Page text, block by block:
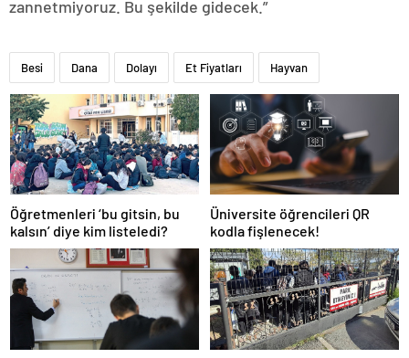
zannetmiyoruz. Bu şekilde gidecek.”
Besi Dana Dolayı Et Fiyatları Hayvan
Öğretmenleri ‘bu gitsin, bu
kalsın’ diye kim listeledi?
Üniversite öğrencileri QR
kodla fişlenecek!